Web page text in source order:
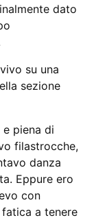
dato
su una
sezione
piena di
filastrocche,
danza
Eppure ero
con
a tenere